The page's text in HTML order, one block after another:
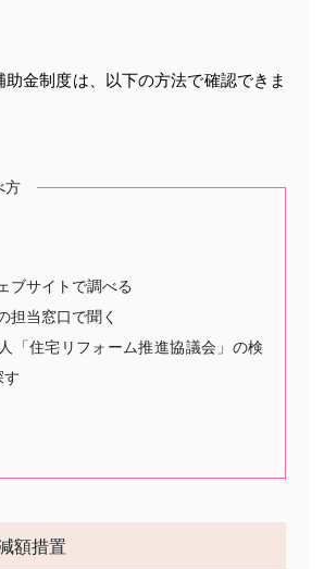
助金制度は、以下の方法で確認できま
方
ブサイトで調べる
担当窓口で聞く
「住宅リフォーム推進協議会」の検
す
額措置